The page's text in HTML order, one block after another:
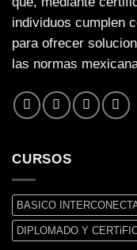
individuos cumplen
para ofrecer
las normas
CURSOS
BASICO
DIPLOMADO Y